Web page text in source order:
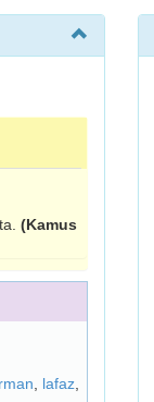
(Kamus
lafaz